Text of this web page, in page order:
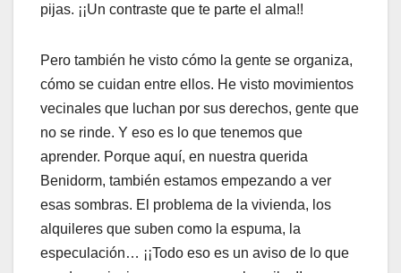
pijas. ¡¡Un contraste que te parte el alma!!
Pero también he visto cómo la gente se organiza,
cómo se cuidan entre ellos. He visto movimientos
vecinales que luchan por sus derechos, gente que
no se rinde. Y eso es lo que tenemos que
aprender. Porque aquí, en nuestra querida
Benidorm, también estamos empezando a ver
esas sombras. El problema de la vivienda, los
alquileres que suben como la espuma, la
especulación… ¡¡Todo eso es un aviso de lo que